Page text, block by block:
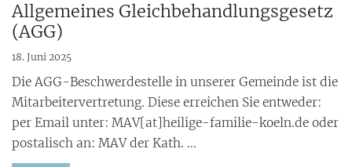
Allgemeines Gleichbehandlungsgesetz
(AGG)
18. Juni 2025
Die AGG-Beschwerdestelle in unserer Gemeinde ist die
Mitarbeitervertretung. Diese erreichen Sie entweder:
per Email unter: MAV[at]heilige-familie-koeln.de oder
postalisch an: MAV der Kath. ...